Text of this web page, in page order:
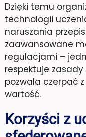
Dzięki temu
technologii
naruszania
zaawansowane
regulacjami –
respektuje
pozwala czerpać
wartość.
Korzyści z